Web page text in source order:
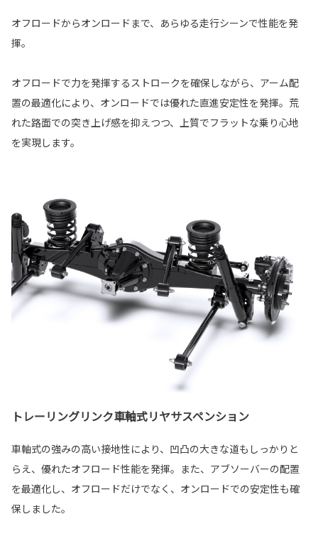
オフロードからオンロードまで、あらゆる走行シーンで性能を発
揮。
オフロードで力を発揮するストロークを確保しながら、アーム配
置の最適化により、オンロードでは優れた直進安定性を発揮。荒
れた路面での突き上げ感を抑えつつ、上質でフラットな乗り心地
を実現します。
トレーリングリンク車軸式リヤサスペンション
車軸式の強みの高い接地性により、凹凸の大きな道もしっかりと
らえ、優れたオフロード性能を発揮。また、アブソーバーの配置
を最適化し、オフロードだけでなく、オンロードでの安定性も確
保しました。